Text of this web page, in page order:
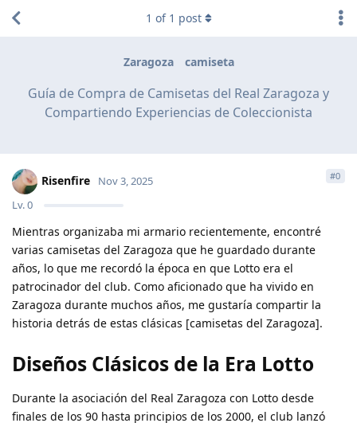
Zaragoza camiseta
Guía de Compra de Camisetas del Real Zaragoza y
Compartiendo Experiencias de Coleccionista
1 of 1 post
Risenfire
Lv.0
Nov 3, 2025 #0
Mientras organizaba mi armario recientemente, encontré
varias camisetas del Zaragoza que he guardado durante
años, lo que me recordó la época en que Lotto era el
patrocinador del club. Como aficionado que ha vivido en
Zaragoza durante muchos años, me gustaría compartir la
historia detrás de estas clásicas [camisetas del Zaragoza].
Diseños Clásicos de la Era Lotto
Durante la asociación del Real Zaragoza con Lotto desde
finales de los 90 hasta principios de los 2000, el club lanzó